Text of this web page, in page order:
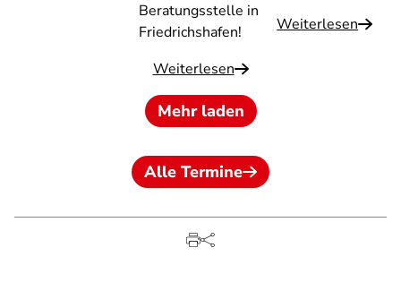
Beratungsstelle in
Friedrichshafen!
Weiterlesen
Weiterlesen
Mehr laden
Alle Termine